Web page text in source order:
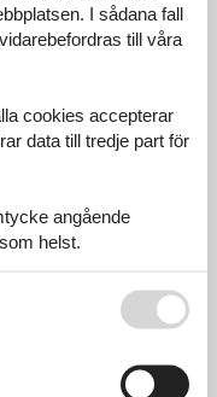
FAQ
S -Nygade 8B, 2.th -
I sådana fall
till våra
cookies accepterar
data till tredje part för
angående
helst.